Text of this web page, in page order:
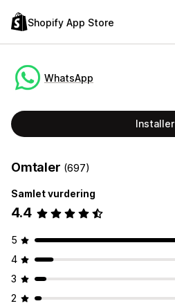
Shopify App Store
WhatsApp
Installer
Omtaler (697)
Samlet vurdering
4.4
5
4
3
2